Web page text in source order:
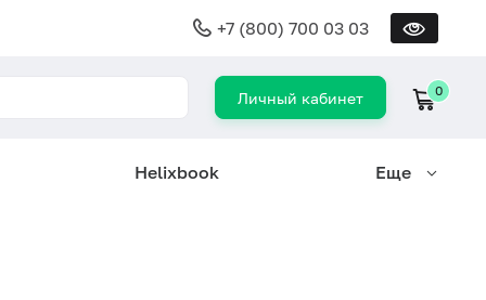
+7 (800) 700 03 03
Личный кабинет 0
Helixbook Еще